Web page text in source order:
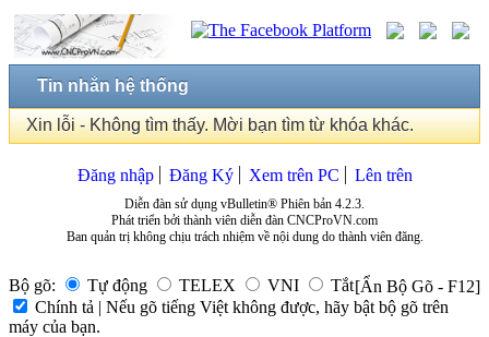
Tin nhắn hệ thống
Xin lỗi - Không tìm thấy. Mời bạn tìm từ khóa khác.
Đăng nhập Đăng Ký Xem trên PC Lên trên
Diễn đàn sử dụng vBulletin® Phiên bản 4.2.3.
Phát triển bởi thành viên diễn đàn CNCProVN.com
Ban quản trị không chịu trách nhiệm về nội dung do thành viên đăng.
Bộ gõ: Tự động TELEX VNI Tắt[Ẩn Bộ Gõ - F12]
Chính tả | Nếu gõ tiếng Việt không được, hãy bật bộ gõ trên
máy của bạn.